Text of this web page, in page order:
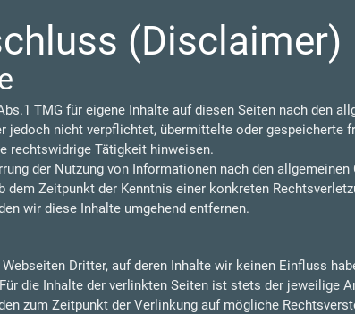
(Disclaimer)
TMG für eigene Inhalte auf diesen Seiten nach den
jedoch nicht verpflichtet, übermittelte oder gespeicherte
rechtswidrige Tätigkeit hinweisen.
der Nutzung von Informationen nach den
Zeitpunkt der Kenntnis einer konkreten
wir diese Inhalte umgehend entfernen.
Dritter, auf deren Inhalte wir keinen Einfluss
die Inhalte der verlinkten Seiten ist stets der jeweilige
zum Zeitpunkt der Verlinkung auf mögliche